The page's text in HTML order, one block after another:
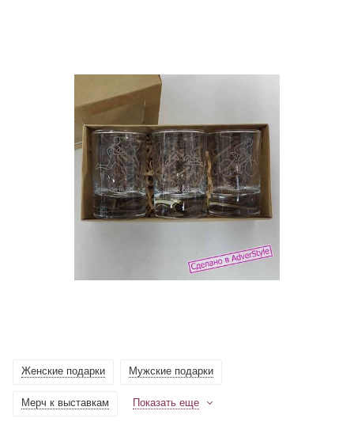
Женские подарки Мужские подарки
Мерч к выставкам Показать еще